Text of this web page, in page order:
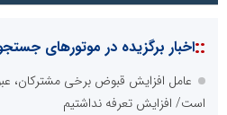
::اخبار برگزیده در موتورهای
عامل افزایش قبوض برخی مشترکان،
است/ افزایش تعرفه نداشتیم